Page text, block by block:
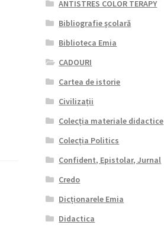
ANTISTRES COLOR TERAPY
Bibliografie şcolară
Biblioteca Emia
CADOURI
Cartea de istorie
Civilizații
Colecția materiale didactice
Colecția Politics
Confident, Epistolar, Jurnal
Credo
Dicționarele Emia
Didactica